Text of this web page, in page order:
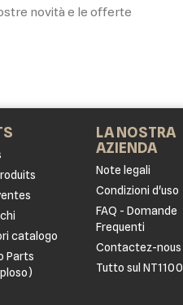
novità e le offerte
catalogo
Parts
LA NOSTRA
AZIENDA
Note legali
Condizioni d'uso
FAQ - Domande
Frequenti
Contactez-nous
Tutto sul NT1100